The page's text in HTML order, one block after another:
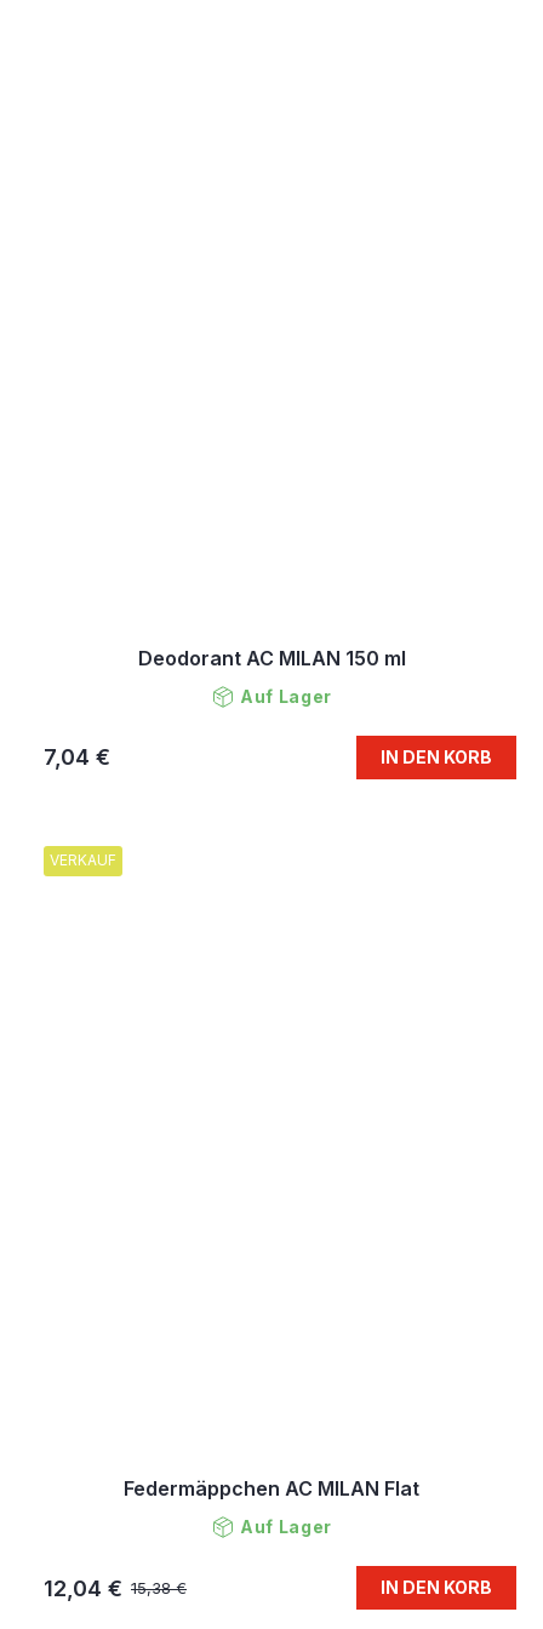
Deodorant AC MILAN 150 ml
Auf Lager
7,04 € IN DEN KORB
VERKAUF
Federmäppchen AC MILAN Flat
Auf Lager
15,38 €
12,04 € IN DEN KORB